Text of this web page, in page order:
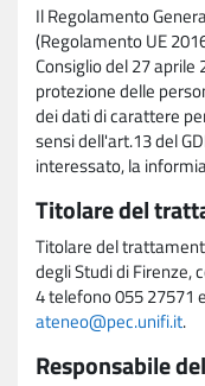
Il Regolamento
(Regolamento UE
Consiglio del 27 aprile
protezione delle
dei dati di carattere
sensi dell'art.13 del
interessato, la
Titolare del
Titolare del
degli Studi di Firenze,
4 telefono 055 27571
ateneo@pec.unifi.it.
Responsabile